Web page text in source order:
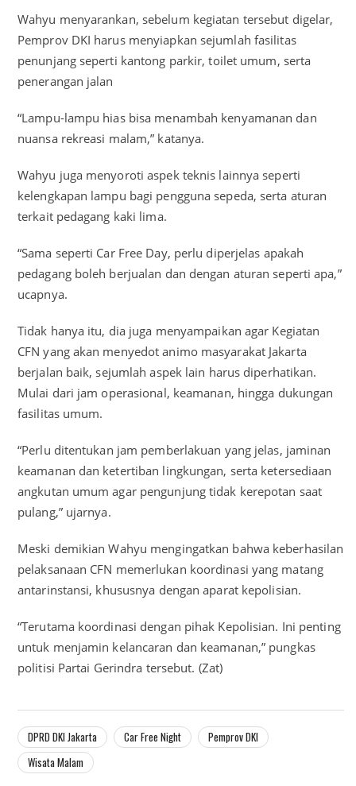
Wahyu menyarankan, sebelum kegiatan tersebut digelar,
Pemprov DKI harus menyiapkan sejumlah fasilitas
penunjang seperti kantong parkir, toilet umum, serta
penerangan jalan
“Lampu-lampu hias bisa menambah kenyamanan dan
nuansa rekreasi malam,” katanya.
Wahyu juga menyoroti aspek teknis lainnya seperti
kelengkapan lampu bagi pengguna sepeda, serta aturan
terkait pedagang kaki lima.
“Sama seperti Car Free Day, perlu diperjelas apakah
pedagang boleh berjualan dan dengan aturan seperti apa,”
ucapnya.
Tidak hanya itu, dia juga menyampaikan agar Kegiatan
CFN yang akan menyedot animo masyarakat Jakarta
berjalan baik, sejumlah aspek lain harus diperhatikan.
Mulai dari jam operasional, keamanan, hingga dukungan
fasilitas umum.
“Perlu ditentukan jam pemberlakuan yang jelas, jaminan
keamanan dan ketertiban lingkungan, serta ketersediaan
angkutan umum agar pengunjung tidak kerepotan saat
pulang,” ujarnya.
Meski demikian Wahyu mengingatkan bahwa keberhasilan
pelaksanaan CFN memerlukan koordinasi yang matang
antarinstansi, khususnya dengan aparat kepolisian.
“Terutama koordinasi dengan pihak Kepolisian. Ini penting
untuk menjamin kelancaran dan keamanan,” pungkas
politisi Partai Gerindra tersebut. (Zat)
DPRD DKI Jakarta Car Free Night
Pemprov DKI
Wisata Malam